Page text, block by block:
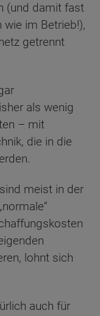
(und damit fast
wie im Betrieb!),
getrennt
als wenig
– mit
die in die
meist in der
lohnt sich
auch für